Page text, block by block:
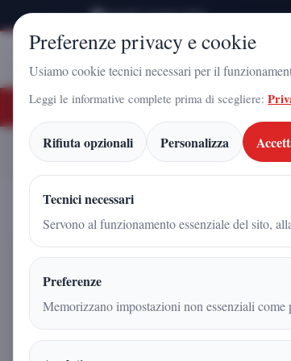
Venerdì 7 Agosto 2026
StampaCampania
ULTIME NOTIZIE
Gadola, il volto di Futuro Nazionale a Caserta: l'uomo che
Home Articoli Arnaldo
Arnaldo Gadola, il
parte una nuova
Preferenze privacy e cookie
Usiamo cookie tecnici necessari per il
Leggi le informative complete prima di scegliere:
Rifiuta opzionali Personalizza
Tecnici necessari
Servono al funzionamento essenziale del sito,
Preferenze
Memorizzano impostazioni non essenziali